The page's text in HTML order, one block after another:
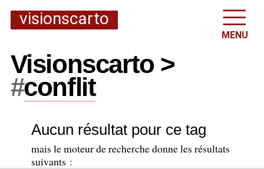
visionscarto
MENU
Visionscarto >
#conflit
Aucun résultat pour ce tag
mais le moteur de recherche donne les résultats
suivants :